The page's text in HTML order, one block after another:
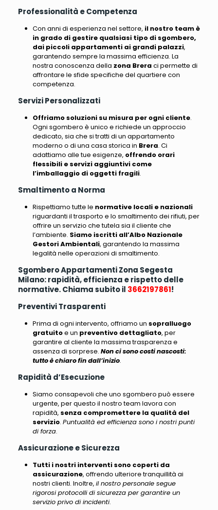
Professionalità e Competenza
Con anni di esperienza nel settore, il nostro team è
in grado di gestire qualsiasi tipo di sgombero,
dai piccoli appartamenti ai grandi palazzi,
garantendo sempre la massima efficienza. La
nostra conoscenza della zona Brera ci permette di
affrontare le sfide specifiche del quartiere con
competenza.
Servizi Personalizzati
Offriamo soluzioni su misura per ogni cliente.
Ogni sgombero è unico e richiede un approccio
dedicato, sia che si tratti di un appartamento
moderno o di una casa storica in Brera. Ci
adattiamo alle tue esigenze, offrendo orari
flessibili e servizi aggiuntivi come
l’imballaggio di oggetti fragili.
Smaltimento a Norma
Rispettiamo tutte le normative locali e nazionali
riguardanti il trasporto e lo smaltimento dei rifiuti, per
offrire un servizio che tutela sia il cliente che
l’ambiente. Siamo iscritti all’Albo Nazionale
Gestori Ambientali, garantendo la massima
legalità nelle operazioni di smaltimento.
Sgombero Appartamenti Zona Segesta
Milano: rapidità, efficienza e rispetto delle
normative. Chiama subito il 3662197861!
Preventivi Trasparenti
Prima di ogni intervento, offriamo un sopralluogo
gratuitoe un preventivo dettagliato, per
garantire al cliente la massima trasparenza e
assenza di sorprese. Non ci sono costi nascosti:
tutto è chiaro fin dall’inizio.
Rapidità d’Esecuzione
Siamo consapevoli che uno sgombero può essere
urgente, per questo il nostro team lavora con
rapidità, senza compromettere la qualità del
servizio. Puntualità ed efficienza sono i nostri punti
di forza.
Assicurazione e Sicurezza
Tutti i nostri interventi sono coperti da
assicurazione, offrendo ulteriore tranquillità ai
nostri clienti. Inoltre, il nostro personale segue
rigorosi protocolli di sicurezza per garantire un
servizio privo di incidenti.